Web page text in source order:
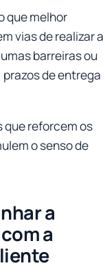
que melhor
vias de realizar a
barreiras ou
de entrega
reforcem os
o senso de
a
a